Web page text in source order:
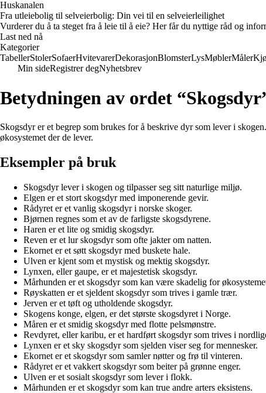
Huskanalen
Fra utleiebolig til selveierbolig: Din vei til en selveierleilighet
Vurderer du å ta steget fra å leie til å eie? Her får du nyttige råd og
Last ned nå
Kategorier
TabellerStolerSofaerHvitevarerDekorasjonBlomsterLysMøblerMåler
Min sideRegistrer degNyhetsbrev
Betydningen av ordet
Skogsdyr er et begrep som brukes for å beskrive dyr som lever i
økosystemet der de lever.
Eksempler på bruk
Skogsdyr lever i skogen og tilpasser seg sitt naturlige miljø.
Elgen er et stort skogsdyr med imponerende gevir.
Rådyret er et vanlig skogsdyr i norske skoger.
Bjørnen regnes som et av de farligste skogsdyrene.
Haren er et lite og smidig skogsdyr.
Reven er et lur skogsdyr som ofte jakter om natten.
Ekornet er et søtt skogsdyr med buskete hale.
Ulven er kjent som et mystisk og mektig skogsdyr.
Lynxen, eller gaupe, er et majestetisk skogsdyr.
Mårhunden er et skogsdyr som kan være skadelig for
Røyskatten er et sjeldent skogsdyr som trives i gamle trær.
Jerven er et tøft og utholdende skogsdyr.
Skogens konge, elgen, er det største skogsdyret i Norge.
Måren er et smidig skogsdyr med flotte pelsmønstre.
Revdyret, eller karibu, er et hardført skogsdyr som trives i
Lynxen er et sky skogsdyr som sjelden viser seg for mennesker.
Ekornet er et skogsdyr som samler nøtter og frø til vinteren.
Rådyret er et vakkert skogsdyr som beiter på grønne enger.
Ulven er et sosialt skogsdyr som lever i flokk.
Mårhunden er et skogsdyr som kan true andre arters eksistens.